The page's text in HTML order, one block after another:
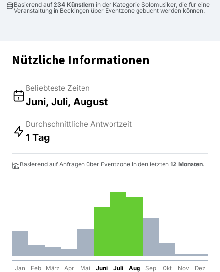
Basierend auf 234 Künstlern in der Kategorie Solomusiker, die für eine
Veranstaltung in Beckingen über Eventzone gebucht werden können.
Nützliche Informationen
Beliebteste Zeiten
Juni, Juli, August
Durchschnittliche Antwortzeit
1 Tag
Basierend auf Anfragen über Eventzone in den letzten 12 Monaten.
Jan Feb März Apr Mai Juni Juli Aug Sep Okt Nov Dez